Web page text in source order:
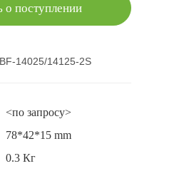
о поступлении
14025/14125-2S
<по запросу>
78*42*15 mm
0.3 Кг